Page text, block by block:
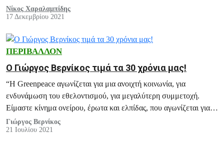
δυνατά.
Νίκος Χαραλαμπίδης
17 Δεκεμβρίου 2021
ΠΕΡΙΒΑΛΛΟΝ
Ο Γιώργος Βερνίκος τιμά τα 30 χρόνια μας!
“Η Greenpeace αγωνίζεται για μια ανοιχτή κοινωνία, για
ενδυνάμωση του εθελοντισμού, για μεγαλύτερη συμμετοχή.
Είμαστε κίνημα ονείρου, έρωτα και ελπίδας, που αγωνίζεται για
έναν καλύτερο κόσμο”
Γιώργος Βερνίκος
21 Ιουλίου 2021